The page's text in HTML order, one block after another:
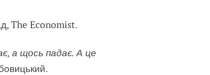
The Economist.
а щось падає. А це